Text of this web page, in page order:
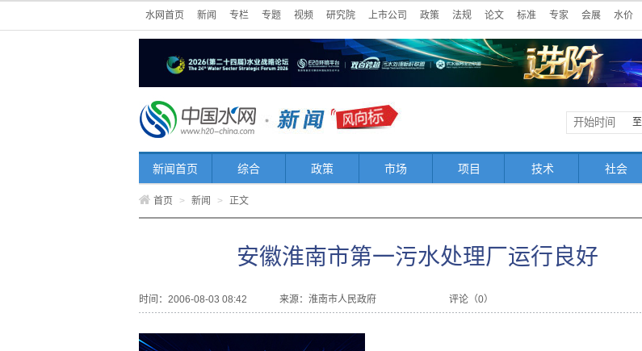
水网首页 新闻 专栏 专题 视频 研究院 上市公司 政策 法规 论文 标准 专家 会展 水价
至
新闻首页 综合 政策 市场 项目 技术 社会
首页 > 新闻 > 正文
安徽淮南市第一污水处理厂运行良好
时间：2006-08-03 08:42 来源： 淮南市人民政府 评论（0）